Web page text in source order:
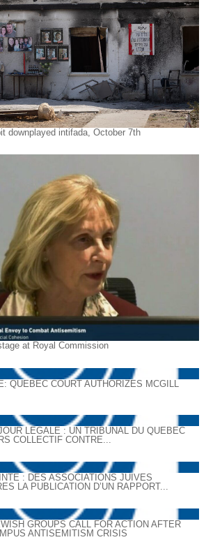
downplayed intifada, October 7th
at Royal Commission
QUEBEC COURT AUTHORIZES MCGILL
LÉGALE : UN TRIBUNAL DU QUÉBEC
COLLECTIF CONTRE...
: DES ASSOCIATIONS JUIVES
LA PUBLICATION D’UN RAPPORT...
GROUPS CALL FOR ACTION AFTER
ANTISEMITISM CRISIS